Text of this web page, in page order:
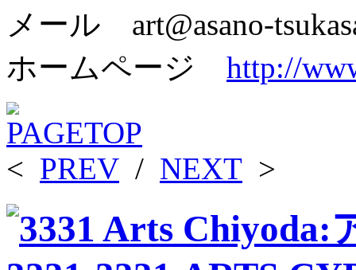
メール art@asano-
ホームページ http://
< PREV / NEXT >